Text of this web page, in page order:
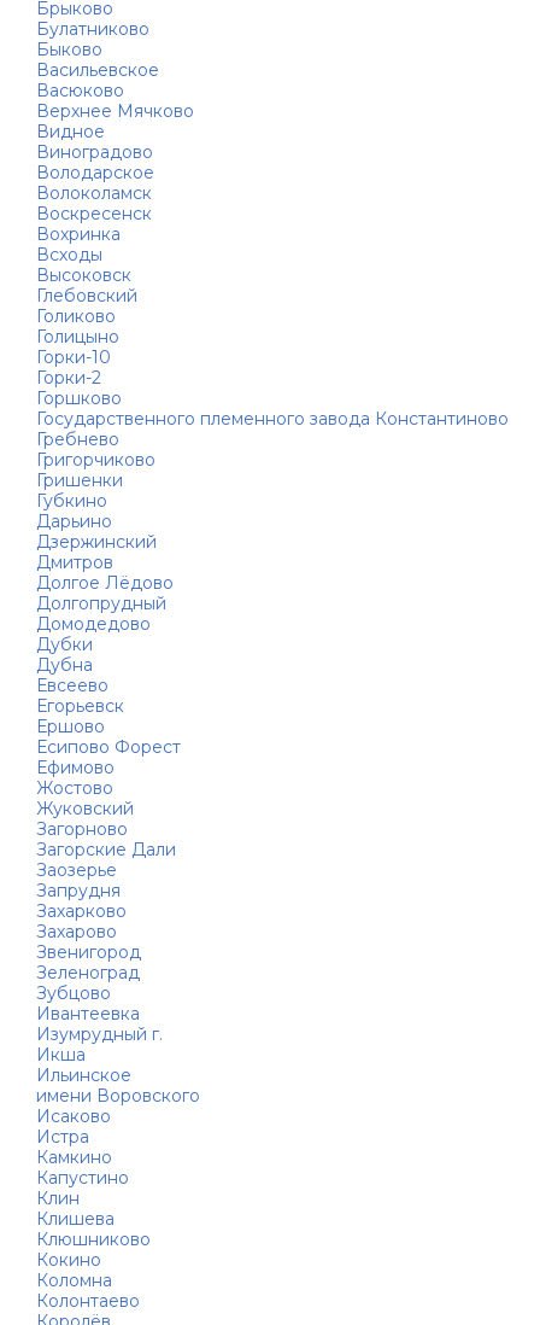
Брыково
Булатниково
Быково
Васильевское
Васюково
Верхнее Мячково
Видное
Виноградово
Володарское
Волоколамск
Воскресенск
Вохринка
Всходы
Высоковск
Глебовский
Голиково
Голицыно
Горки-10
Горки-2
Горшково
Государственного племенного завода Константиново
Гребнево
Григорчиково
Гришенки
Губкино
Дарьино
Дзержинский
Дмитров
Долгое Лёдово
Долгопрудный
Домодедово
Дубки
Дубна
Евсеево
Егорьевск
Ершово
Есипово Форест
Ефимово
Жостово
Жуковский
Загорново
Загорские Дали
Заозерье
Запрудня
Захарково
Захарово
Звенигород
Зеленоград
Зубцово
Ивантеевка
Изумрудный г.
Икша
Ильинское
имени Воровского
Исаково
Истра
Камкино
Капустино
Клин
Клишева
Клюшниково
Кокино
Коломна
Колонтаево